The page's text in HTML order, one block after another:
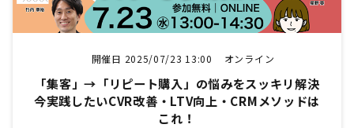
開催日 2025/07/23 13:00 オンライン
「集客」→「リピート購入」の悩みをスッキリ解決
今実践したいCVR改善・LTV向上・CRMメソッドは
これ！